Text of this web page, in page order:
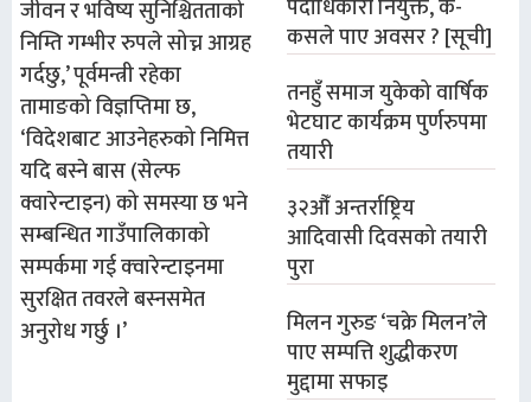
जीवन र भविष्य सुनिश्चितताको
निम्ति गम्भीर रुपले सोच्न आग्रह
गर्दछु,’ पूर्वमन्त्री रहेका
तामाङको विज्ञप्तिमा छ,
‘विदेशबाट आउनेहरुको निमित्त
यदि बस्ने बास (सेल्फ
क्वारेन्टाइन) को समस्या छ भने
सम्बन्धित गाउँपालिकाको
सम्पर्कमा गई क्‍वारेन्टाइनमा
सुरक्षित तवरले बस्नसमेत
अनुरोध गर्छु ।’
पदाधिकारी नियुक्त, क-
कसले पाए अवसर ? [सूची]
तनहुँ समाज युकेको वार्षिक
भेटघाट कार्यक्रम पुर्णरुपमा
तयारी
३२औँ अन्तर्राष्ट्रिय
आदिवासी दिवसको तयारी
पुरा
मिलन गुरुङ ‘चक्रे मिलन’ले
पाए सम्पत्ति शुद्धीकरण
मुद्दामा सफाइ